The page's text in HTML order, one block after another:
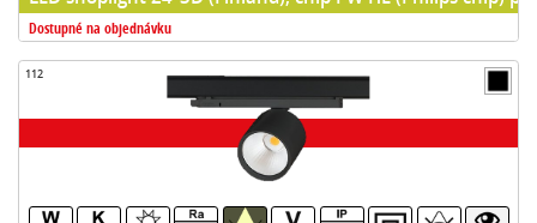
Dostupné na objednávku
112